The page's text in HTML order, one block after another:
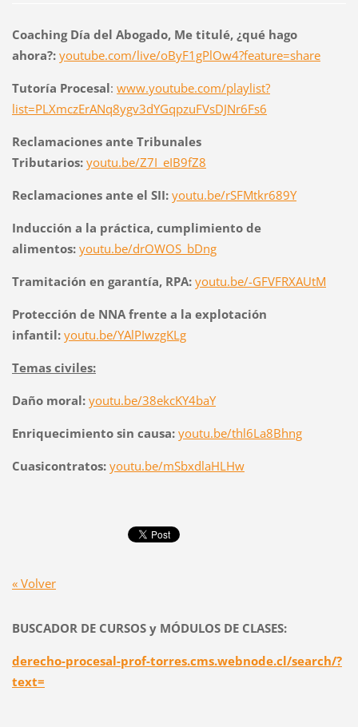
Coaching Día del Abogado, Me titulé, ¿qué hago
ahora?: youtube.com/live/oByF1gPlOw4?feature=share
Tutoría Procesal: www.youtube.com/playlist?
list=PLXmczErANq8ygv3dYGqpzuFVsDJNr6Fs6
Reclamaciones ante Tribunales
Tributarios: youtu.be/Z7I_eIB9fZ8
Reclamaciones ante el SII: youtu.be/rSFMtkr689Y
Inducción a la práctica, cumplimiento de
alimentos: youtu.be/drOWOS_bDng
Tramitación en garantía, RPA: youtu.be/-GFVFRXAUtM
Protección de NNA frente a la explotación
infantil: youtu.be/YAlPIwzgKLg
Temas civiles:
Daño moral: youtu.be/38ekcKY4baY
Enriquecimiento sin causa: youtu.be/thl6La8Bhng
Cuasicontratos: youtu.be/mSbxdlaHLHw
« Volver
BUSCADOR DE CURSOS y MÓDULOS DE CLASES:
derecho-procesal-prof-torres.cms.webnode.cl/search/?
text=